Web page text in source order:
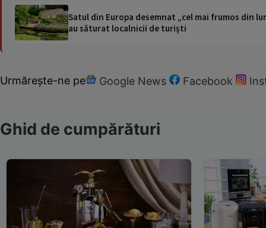
Satul din Europa desemnat „cel mai frumos din
au săturat localnicii de turiști
Urmărește-ne pe Google News Facebook
Ghid de cumpărături